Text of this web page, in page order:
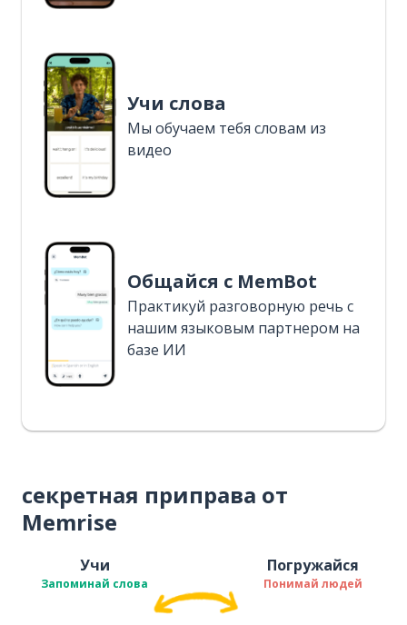
Учи слова
Мы обучаем тебя словам из
видео
Общайся с MemBot
Практикуй разговорную речь с
нашим языковым партнером на
базе ИИ
секретная приправа от
Memrise
Учи
Запоминай слова
Погружайся
Понимай людей